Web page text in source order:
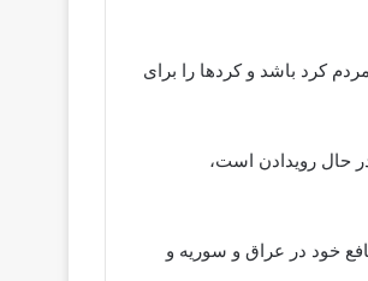
کرد باشد و کردها را برای
حال رویدادن است،
خود در عراق و سوریه و